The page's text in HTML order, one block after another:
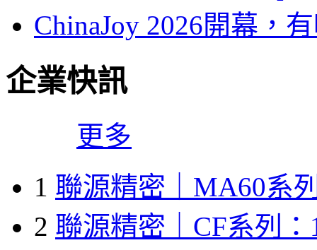
ChinaJoy 2026開幕，
企業快訊
更多
1 聯源精密｜MA60系
2 聯源精密｜CF系列：